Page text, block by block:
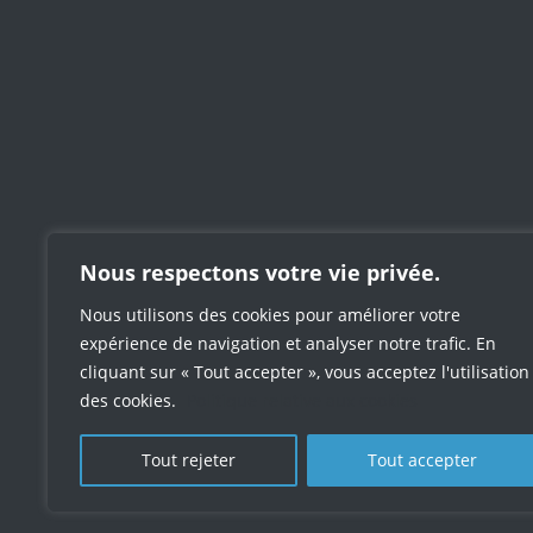
Nous respectons votre vie privée.
Nous utilisons des cookies pour améliorer votre
expérience de navigation et analyser notre trafic. En
cliquant sur « Tout accepter », vous acceptez l'utilisation
des cookies.
Tout rejeter Tout accepter